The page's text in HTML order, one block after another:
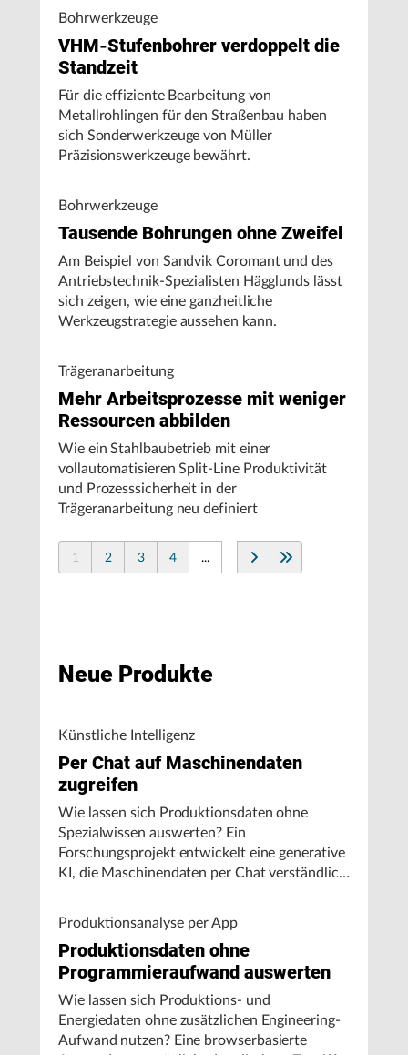
Bohrwerkzeuge
VHM-Stufenbohrer verdoppelt die
Standzeit
Für die effiziente Bearbeitung von
Metallrohlingen für den Straßenbau haben
sich Sonderwerkzeuge von Müller
Präzisionswerkzeuge bewährt.
Bohrwerkzeuge
Tausende Bohrungen ohne Zweifel
Am Beispiel von Sandvik Coromant und des
Antriebstechnik-Spezialisten Hägglunds lässt
sich zeigen, wie eine ganzheitliche
Werkzeugstrategie aussehen kann.
Trägeranarbeitung
Mehr Arbeitsprozesse mit weniger
Ressourcen abbilden
Wie ein Stahlbaubetrieb mit einer
vollautomatisieren Split-Line Produktivität
und Prozesssicherheit in der
Trägeranarbeitung neu definiert
1 2 3 4 ...
Neue Produkte
Künstliche Intelligenz
Per Chat auf Maschinendaten
zugreifen
Wie lassen sich Produktionsdaten ohne
Spezialwissen auswerten? Ein
Forschungsprojekt entwickelt eine generative
KI, die Maschinendaten per Chat verständlich
Produktionsanalyse per App
Produktionsdaten ohne
Programmieraufwand auswerten
Wie lassen sich Produktions- und
Energiedaten ohne zusätzlichen Engineering-
Aufwand nutzen? Eine browserbasierte